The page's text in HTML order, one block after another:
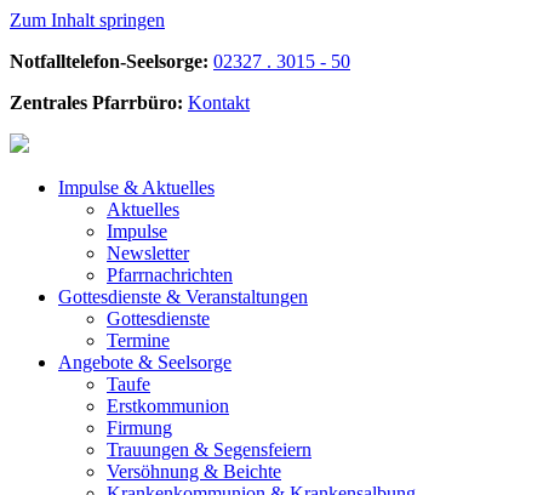
Zum Inhalt springen
Notfalltelefon-Seelsorge: 02327 . 3015 - 50
Zentrales Pfarrbüro: Kontakt
Impulse & Aktuelles
Aktuelles
Impulse
Newsletter
Pfarrnachrichten
Gottesdienste & Veranstaltungen
Gottesdienste
Termine
Angebote & Seelsorge
Taufe
Erstkommunion
Firmung
Trauungen & Segensfeiern
Versöhnung & Beichte